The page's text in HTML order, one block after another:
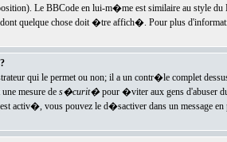
Le BBCode en lui-m�me est similaire au style
quelque chose doit �tre affich�. Pour plus
qui le permet ou non; il a un contr�le complet
mesure de s�curit�pour �viter aux gens d'abuser
activ�, vous pouvez le d�sactiver dans un message en